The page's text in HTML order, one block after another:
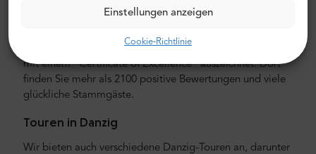
Einstellungen anzeigen
Cookie-Richtlinie
Kunden erhalten und stellt sicher, dass wir es nutzen, um
Stolz sagen, dass Trip-Advisor uns seit 2004 jedes Jahr
mit einem "Certificate of Excellence" auszeichnet. Dort
finden Sie mehr als 2100 positive Bewertungen und viele
glückliche Stammgäste.
Touren in Danzig
Wir bieten auch verschiedene Danzig-Touren an, darunter